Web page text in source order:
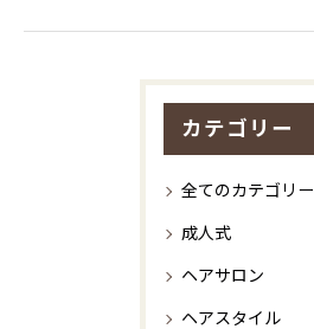
カテゴリー
全てのカテゴリー
成人式
ヘアサロン
ヘアスタイル